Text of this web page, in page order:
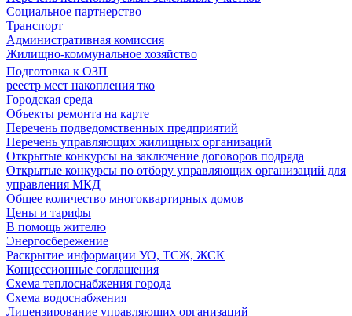
Социальное партнерство
Транспорт
Административная комиссия
Жилищно-коммунальное хозяйство
Подготовка к ОЗП
реестр мест накопления тко
Городская среда
Объекты ремонта на карте
Перечень подведомственных предприятий
Перечень управляющих жилищных организаций
Открытые конкурсы на заключение договоров подряда
Открытые конкурсы по отбору управляющих организаций для
управления МКД
Общее количество многоквартирных домов
Цены и тарифы
В помощь жителю
Энергосбережение
Раскрытие информации УО, ТСЖ, ЖСК
Концессионные соглашения
Схема теплоснабжения города
Схема водоснабжения
Лицензирование управляющих организаций